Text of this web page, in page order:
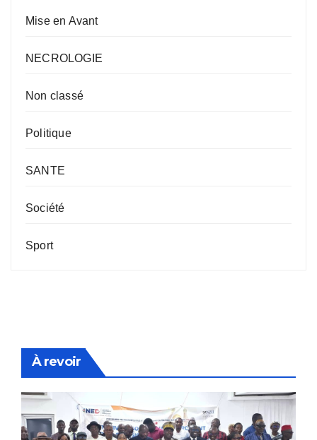
Mise en Avant
NECROLOGIE
Non classé
Politique
SANTE
Société
Sport
À revoir